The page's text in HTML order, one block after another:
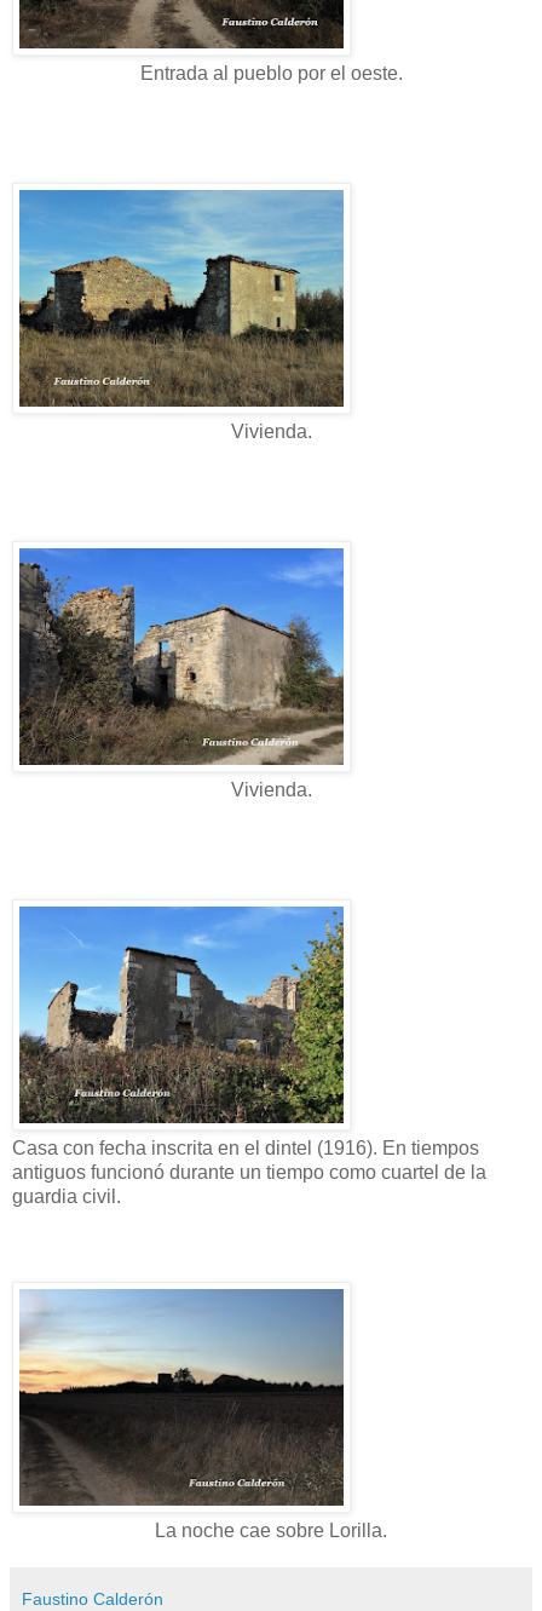
Entrada al pueblo por el oeste.
Vivienda.
Vivienda.
Casa con fecha inscrita en el dintel (1916). En tiempos
antiguos funcionó durante un tiempo como cuartel de la
guardia civil.
La noche cae sobre Lorilla.
Faustino Calderón